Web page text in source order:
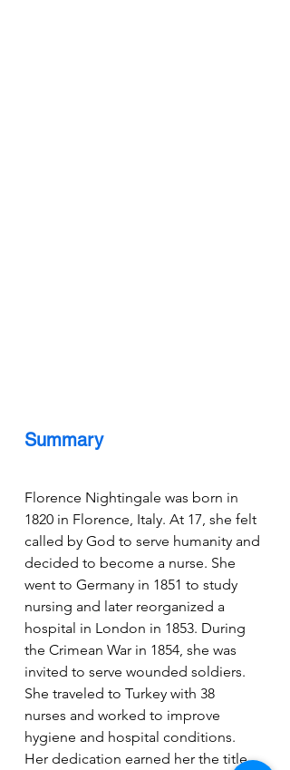
Summary
Florence Nightingale was born in
1820 in Florence, Italy. At 17, she felt
called by God to serve humanity and
decided to become a nurse. She
went to Germany in 1851 to study
nursing and later reorganized a
hospital in London in 1853. During
the Crimean War in 1854, she was
invited to serve wounded soldiers.
She traveled to Turkey with 38
nurses and worked to improve
hygiene and hospital conditions.
Her dedication earned her the title